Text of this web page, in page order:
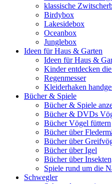
klassische
Birdybox
Lakesidebox
Oceanbox
Junglebox
Ideen für Haus & Garten
Ideen für Haus &
Kinder entdecken
Regenmesser
Kleiderhaken
Bücher & Spiele
Bücher & Spiele
Bücher & DVDs
Bücher Vögel füttern
Bücher über
Bücher über
Bücher über Igel
Bücher über
Spiele rund um die
Schwegler